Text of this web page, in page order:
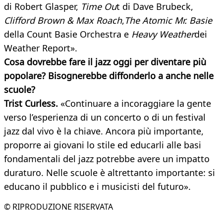
di Robert Glasper, Time Out di Dave Brubeck,
Clifford Brown & Max Roach,The Atomic Mr. Basie
della Count Basie Orchestra e Heavy Weatherdei
Weather Report».
Cosa dovrebbe fare il jazz oggi per diventare più
popolare? Bisognerebbe diffonderlo a anche nelle
scuole?
Trist Curless. «Continuare a incoraggiare la gente
verso l’esperienza di un concerto o di un festival
jazz dal vivo è la chiave. Ancora più importante,
proporre ai giovani lo stile ed educarli alle basi
fondamentali del jazz potrebbe avere un impatto
duraturo. Nelle scuole è altrettanto importante: si
educano il pubblico e i musicisti del futuro».
© RIPRODUZIONE RISERVATA